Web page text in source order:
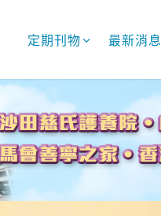
定期刊物 最新消息